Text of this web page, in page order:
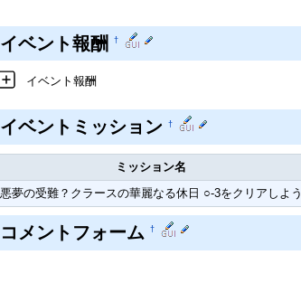
イベント報酬 †
イベント報酬
イベントミッション †
ミッション名
悪夢の受難？クラースの華麗なる休日 ○-3をクリアしよう
コメントフォーム †